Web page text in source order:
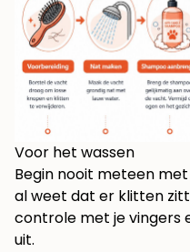
Voor het wassen
Begin nooit meteen
al weet dat er klitten
controle met je vingers
uit.